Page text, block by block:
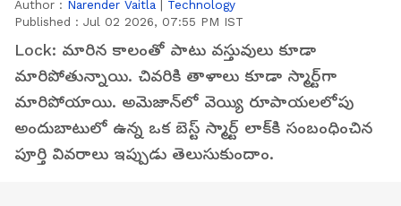
Author : Narender Vaitla | Technology
Published : Jul 02 2026, 07:55 PM IST
Lock: మారిన కాలంతో పాటు వ‌స్తువులు కూడా
మారిపోతున్నాయి. చివ‌రికి తాళాలు కూడా స్మార్ట్‌గా
మారిపోయాయి. అమెజాన్‌లో వెయ్యి రూపాయ‌ల‌లోపు
అందుబాటులో ఉన్న ఒక బెస్ట్ స్మార్ట్ లాక్‌కి సంబంధించిన
పూర్తి వివ‌రాలు ఇప్పుడు తెలుసుకుందాం.